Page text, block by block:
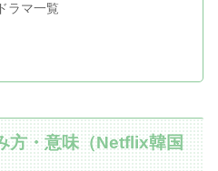
ラマ一覧
方・意味（Netflix韓国